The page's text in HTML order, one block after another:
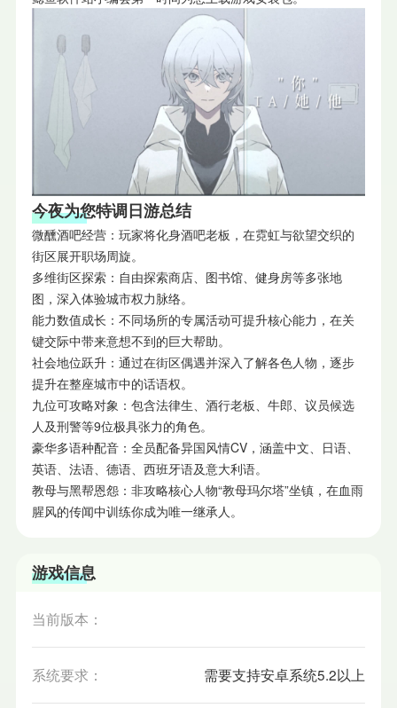
今夜为您特调日游总结
微醺酒吧经营：玩家将化身酒吧老板，在霓虹与欲望交织的
街区展开职场周旋。
多维街区探索：自由探索商店、图书馆、健身房等多张地
图，深入体验城市权力脉络。
能力数值成长：不同场所的专属活动可提升核心能力，在关
键交际中带来意想不到的巨大帮助。
社会地位跃升：通过在街区偶遇并深入了解各色人物，逐步
提升在整座城市中的话语权。
九位可攻略对象：包含法律生、酒行老板、牛郎、议员候选
人及刑警等9位极具张力的角色。
豪华多语种配音：全员配备异国风情CV，涵盖中文、日语、
英语、法语、德语、西班牙语及意大利语。
教母与黑帮恩怨：非攻略核心人物“教母玛尔塔”坐镇，在血雨
腥风的传闻中训练你成为唯一继承人。
游戏信息
当前版本：
系统要求： 需要支持安卓系统5.2以上